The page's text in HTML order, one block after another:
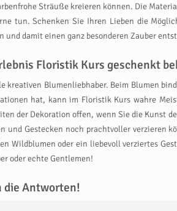
Sträuße kreieren können. Die
tun. Schenken Sie Ihren Lieben die
damit einen ganz besonderen Zauber
Floristik Kurs geschenkt
kreativen Blumenliebhaber. Beim Blumen
hat, kann im Floristik Kurs wahre
der Dekoration offen, wenn Sie die
und Gestecken noch prachtvoller verzieren
Wildblumen oder ein liebevoll verziertes
oder echte Gentlemen!
die Antworten!